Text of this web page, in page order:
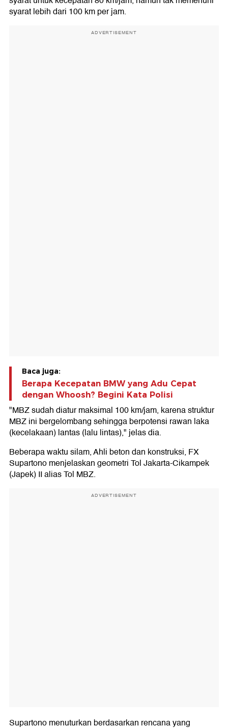
syarat lebih dari 100 km per jam.
ADVERTISEMENT
Baca juga:
Berapa Kecepatan BMW yang Adu Cepat
dengan Whoosh? Begini Kata Polisi
"MBZ sudah diatur maksimal 100 km/jam, karena struktur
MBZ ini bergelombang sehingga berpotensi rawan laka
(kecelakaan) lantas (lalu lintas)," jelas dia.
Beberapa waktu silam, Ahli beton dan konstruksi, FX
Supartono menjelaskan geometri Tol Jakarta-Cikampek
(Japek) II alias Tol MBZ.
ADVERTISEMENT
Supartono menuturkan berdasarkan rencana yang